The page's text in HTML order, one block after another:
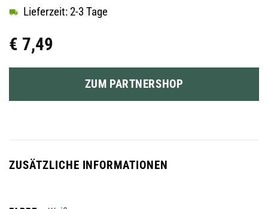
€ 7,49
Lieferzeit: 2-3 Tage
ZUM PARTNERSHOP
ZUSÄTZLICHE INFORMATIONEN